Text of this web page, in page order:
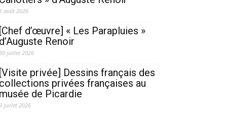
1 août 2026
[Chef d’œuvre] « Les Parapluies »
d’Auguste Renoir
juillet 2026
[Visite privée] Dessins français des
collections privées françaises au
musée de Picardie
juillet 2026